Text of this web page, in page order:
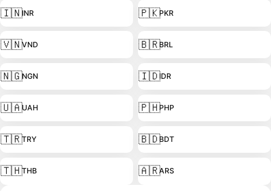
🇮🇳INR 🇵🇰PKR
🇻🇳VND 🇧🇷BRL
🇳🇬NGN 🇮🇩IDR
🇺🇦UAH 🇵🇭PHP
🇹🇷TRY 🇧🇩BDT
🇹🇭THB 🇦🇷ARS